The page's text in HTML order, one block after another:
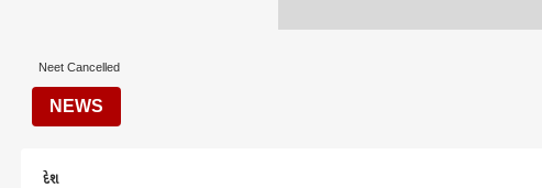
Neet Cancelled
NEWS
દેશ